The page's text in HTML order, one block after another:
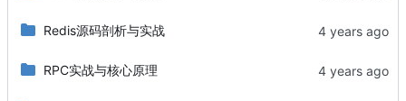
Redis源码剖析与实战
RPC实战与核心原理